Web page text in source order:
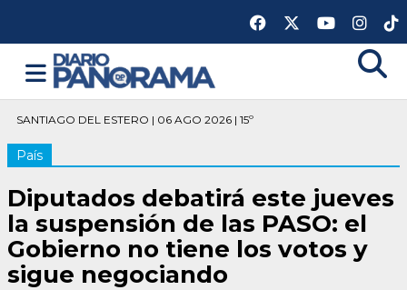
SANTIAGO DEL ESTERO | 06 AGO 2026 | 15º
País
Diputados debatirá este jueves
la suspensión de las PASO: el
Gobierno no tiene los votos y
sigue negociando